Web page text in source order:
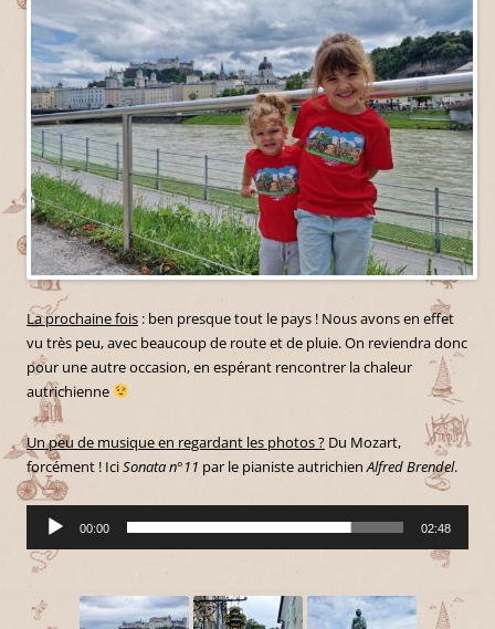
La prochaine fois : ben presque tout le pays ! Nous avons en effet
vu très peu, avec beaucoup de route et de pluie. On reviendra donc
pour une autre occasion, en espérant rencontrer la chaleur
autrichienne
Un peu de musique en regardant les photos ? Du Mozart,
forcément ! IciSonata n°11 par le pianiste autrichienAlfred Brendel.
e
00:00 02:48